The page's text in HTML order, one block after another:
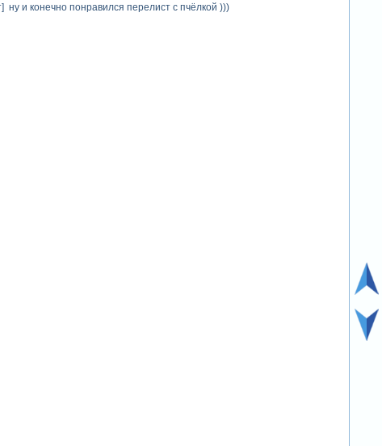
ну и конечно понравился перелист с пчёлкой )))